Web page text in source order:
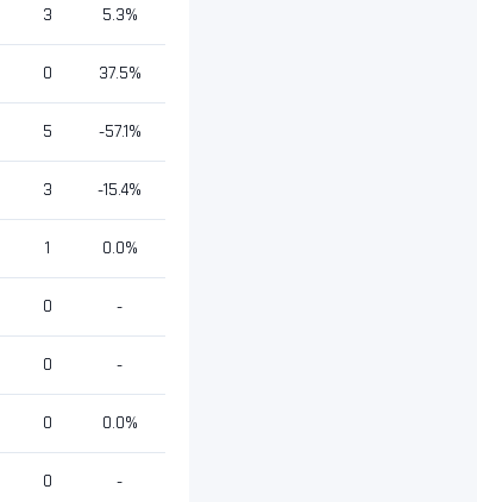
3 5.3%
0 37.5%
5 -57.1%
3 -15.4%
1 0.0%
0 -
0 -
0 0.0%
0 -